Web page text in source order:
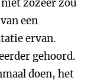
zozeer zou
een
ervan.
gehoord.
doen, het